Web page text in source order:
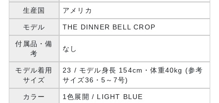
生産国 アメリカ
モデル THE DINNER BELL CROP
付属品・備
考
なし
モデル着用
サイズ
23 / モデル身長 154cm・体重40kg (参考
サイズ36・5～7号)
カラー 1色展開 / LIGHT BLUE